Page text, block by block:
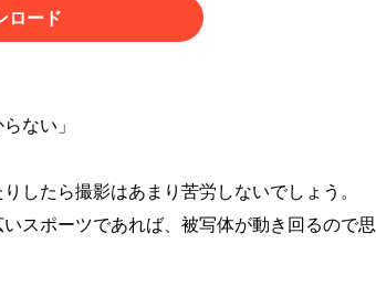
ロード
ない」
したら撮影はあまり苦労しないでしょう。
スポーツであれば、被写体が動き回るので思